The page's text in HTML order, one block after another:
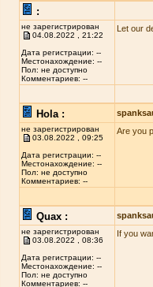
:
не зарегистрирован
04.08.2022 , 21:22
Дата регистрации: --
Местонахождение: --
Пол: не доступно
Комментариев: --
Let our
Hola :
не зарегистрирован
03.08.2022 , 09:25
Дата регистрации: --
Местонахождение: --
Пол: не доступно
Комментариев: --
Are you
Quax :
не зарегистрирован
03.08.2022 , 08:36
Дата регистрации: --
Местонахождение: --
Пол: не доступно
Комментариев: --
If you